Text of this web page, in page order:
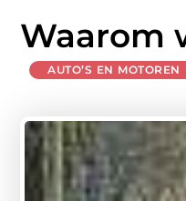
Waarom
AUTO’S EN MOTOREN